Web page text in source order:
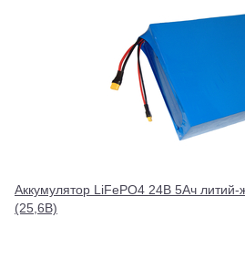
Аккумулятор LiFePO4 24В 5Ач
(25,6В)